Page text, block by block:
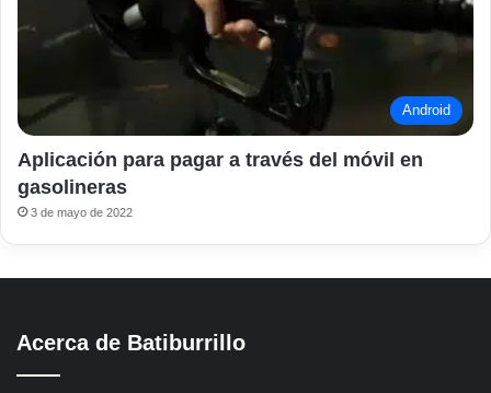
Android
Aplicación para pagar a través del móvil en
gasolineras
3 de mayo de 2022
Acerca de Batiburrillo